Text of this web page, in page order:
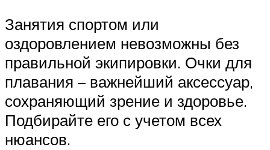
Занятия спортом или
оздоровлением невозможны без
правильной экипировки. Очки для
плавания – важнейший аксессуар,
сохраняющий зрение и здоровье.
Подбирайте его с учетом всех
нюансов.